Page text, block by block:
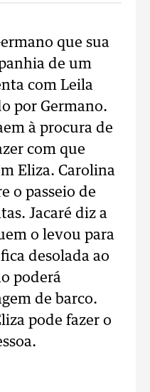
que sua
de um
com Leila
por Germano.
à procura de
com que
Eliza. Carolina
o passeio de
Jacaré diz a
o levou para
desolada ao
poderá
de barco.
pode fazer o